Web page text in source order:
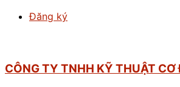
Đăng ký
CÔNG TY TNHH KỸ THUẬT